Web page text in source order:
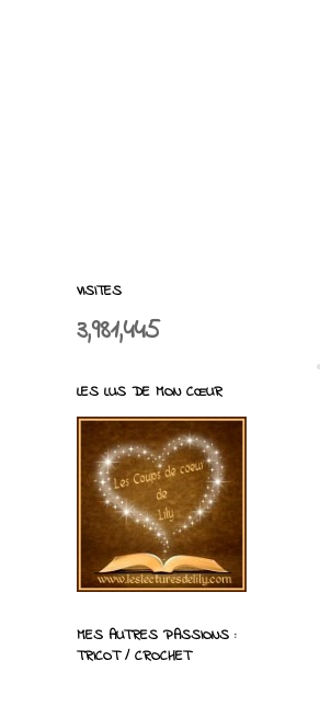
VISITES
3,981,445
LES LUS DE MON CŒUR
MES AUTRES PASSIONS :
TRICOT / CROCHET